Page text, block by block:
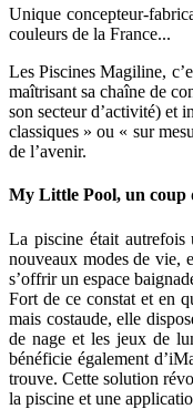
Unique concepteur-
couleurs de la France...
Les Piscines Magiline,
maîtrisant sa chaîne de
son secteur d’activité) et
classiques » ou « sur
de l’avenir.
My Little Pool, un coup
La piscine était autrefois
nouveaux modes de vie,
s’offrir un espace
Fort de ce constat et en
mais costaude, elle
de nage et les jeux de
bénéficie également
trouve. Cette solution
la piscine et une